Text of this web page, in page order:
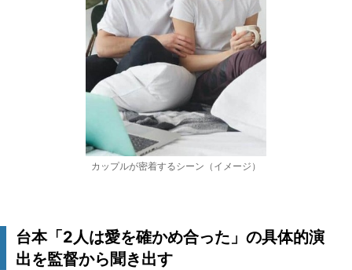
カップルが密着するシーン（イメージ）
台本「2人は愛を確かめ合った」の具体的演
出を監督から聞き出す